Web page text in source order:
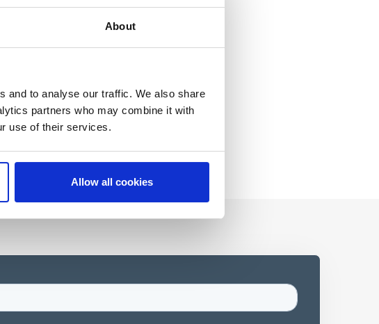
About
and to analyse our traffic. We also share
partners who may combine it with
use of their services.
Allow all cookies